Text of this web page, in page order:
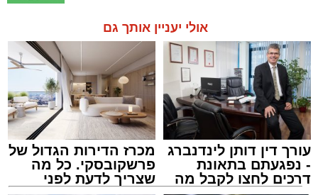
אולי יעניין אותך גם
עורך דין דותן לינדנברג
- נפגעתם בתאונת
דרכים לחצו לקבל מה
מכרז הדירות הגדול של
פרשקובסקי. כל מה
שצריך לדעת לפני